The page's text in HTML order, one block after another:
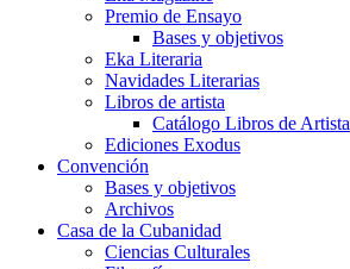
Premio de Ensayo
Bases y objetivos
Eka Literaria
Navidades Literarias
Libros de artista
Catálogo Libros de Artista
Ediciones Exodus
Convención
Bases y objetivos
Archivos
Casa de la Cubanidad
Ciencias Culturales